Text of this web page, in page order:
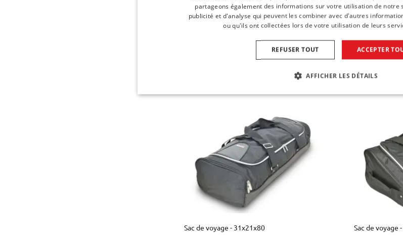
Larg. x Haut. x Long. = 31 x 21 x 50 cm
Sac de voyage
Larg. x Haut. x
€ 49,00
Sac de voyage - 31x21x80 Sac de voyage
partageons également des informations sur votre utilisation de notre
publicité et d'analyse qui peuvent les combiner avec d'autres
ou qu'ils ont collectées lors de votre utilisation de leurs
ACCEPTER
REFUSER TOUT
AFFICHER LES DÉTAILS